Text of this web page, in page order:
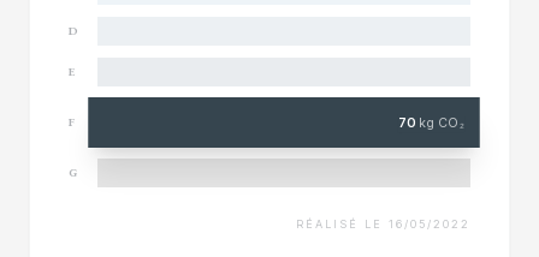
D
E
F 70 kg CO₂
G
RÉALISÉ LE 16/05/2022